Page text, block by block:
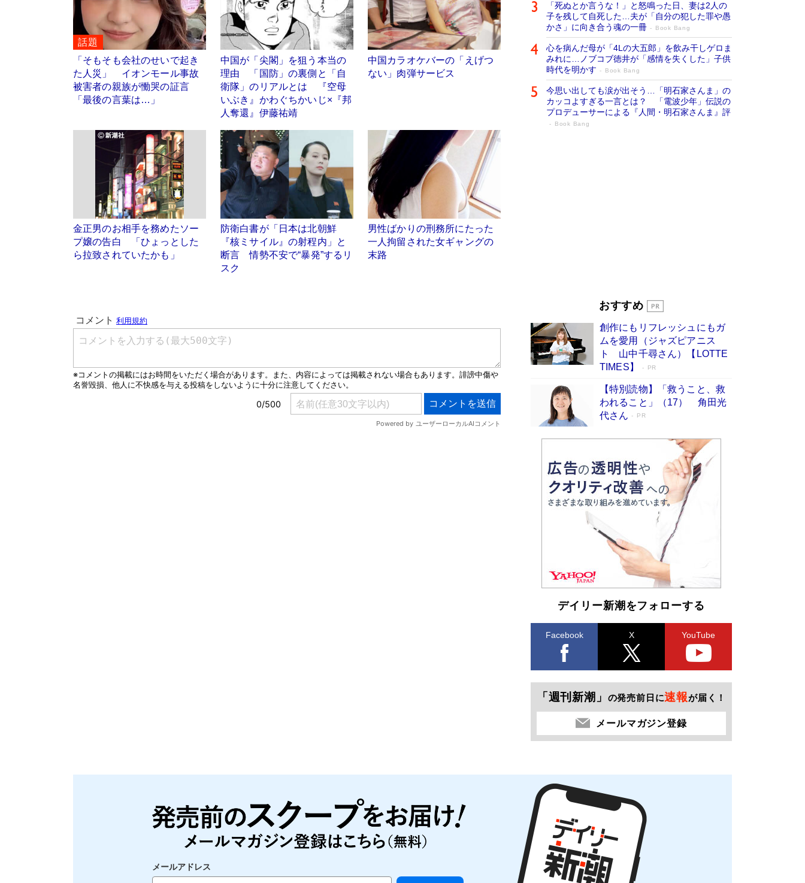
話題
「そもそも会社のせいで起き
た人災」 イオンモール事故
被害者の親族が慟哭の証言
「最後の言葉は…」
中国が「尖閣」を狙う本当の
理由 「国防」の裏側と「自
衛隊」のリアルとは 『空母
いぶき』かわぐちかいじ×『邦
人奪還』伊藤祐靖
中国カラオケバーの「えげつ
ない」肉弾サービス
金正男のお相手を務めたソー
プ嬢の告白 「ひょっとした
ら拉致されていたかも」
防衛白書が「日本は北朝鮮
『核ミサイル』の射程内」と
断言 情勢不安で“暴発”するリ
スク
男性ばかりの刑務所にたった
一人拘留された女ギャングの
末路
「死ぬとか言うな！」と怒鳴った日、妻は2人の
子を残して自死した…夫が「自分の犯した罪や愚
かさ」に向き合う魂の一冊
Book Bang
心を病んだ母が「4Lの大五郎」を飲み干しゲロま
みれに…ノブコブ徳井が「感情を失くした」子供
時代を明かす
Book Bang
今思い出しても涙が出そう…「明石家さんま」の
カッコよすぎる一言とは？ 「電波少年」伝説の
プロデューサーによる『人間・明石家さんま』評
Book Bang
皇陛下はお元気でおられるか」がサウジ国王の第
東野圭吾、伊坂幸太郎の人気シリーズ最新作どち
らも文庫化 映画化された直木賞受賞作もランク
イン［文庫ベストセラー］
Book Bang
おすすめ
創作にもリフレッシュにもガ
ムを愛用（ジャズピアニス
ト 山中千尋さん）【LOTTE
TIMES】
PR
【特別読物】「救うこと、救
われること」（17） 角田光
代さん
PR
デイリー新潮をフォローする
Facebook X YouTube
「週刊新潮」 の発売前日に速報が届く！
メールマガジン登録
メールアドレス